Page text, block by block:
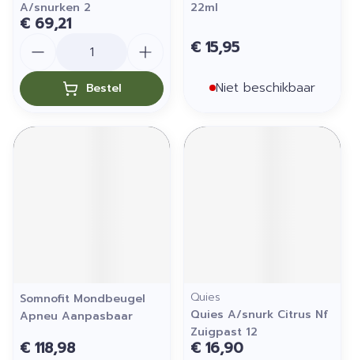
A/snurken 2
€ 69,21
Bestel
22ml
€ 15,95
Niet beschikbaar
Somnofit Mondbeugel
Apneu Aanpasbaar
€ 118,98
Quies
Quies A/snurk Citrus Nf
Zuigpast 12
€ 16,90